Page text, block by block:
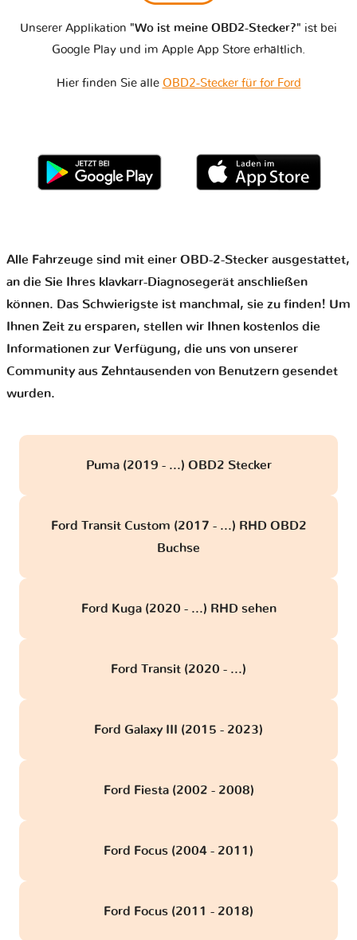
Unserer Applikation "Wo ist meine OBD2-Stecker?" ist bei
Google Play und im Apple App Store erhältlich.
Hier finden Sie alle OBD2-Stecker für for Ford
Alle Fahrzeuge sind mit einer OBD-2-Stecker ausgestattet,
an die Sie Ihres klavkarr-Diagnosegerät anschließen
können. Das Schwierigste ist manchmal, sie zu finden! Um
Ihnen Zeit zu ersparen, stellen wir Ihnen kostenlos die
Informationen zur Verfügung, die uns von unserer
Community aus Zehntausenden von Benutzern gesendet
wurden.
Puma (2019 - ...) OBD2 Stecker
Ford Transit Custom (2017 - ...) RHD OBD2
Buchse
Ford Kuga (2020 - ...) RHD sehen
Ford Transit (2020 - ...)
Ford Galaxy III (2015 - 2023)
Ford Fiesta (2002 - 2008)
Ford Focus (2004 - 2011)
Ford Focus (2011 - 2018)